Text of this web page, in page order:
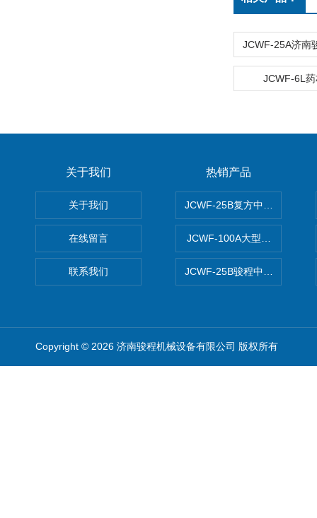
JCWF-6L
关于我们
关于我们
在线留言
联系我们
热销产品
JCWF-25B复方中药材超微粉
JCWF-100A大型中药材超微
JCWF-25B骏程中草药超细粉
Copyright © 2026 济南骏程机械设备有限公司 版权所有